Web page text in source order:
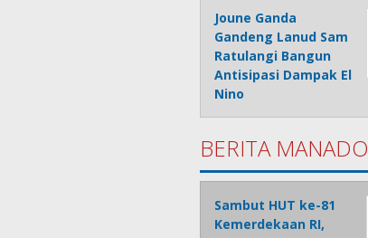
Joune Ganda
Gandeng Lanud Sam
Ratulangi Bangun
Antisipasi Dampak El
Nino
BERITA MANADO
Sambut HUT ke-81
Kemerdekaan RI,